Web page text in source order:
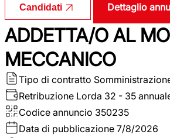
Candidati Dettaglio
ADDETTA/O AL
MECCANICO
Tipo di contratto
Retribuzione Lorda 32 - 35
Codice annuncio 350235
Data di pubblicazione 7/8/2026